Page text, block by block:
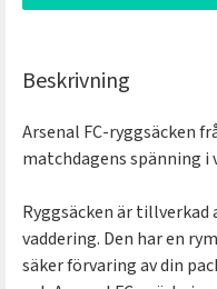
Beskrivning
Arsenal FC-ryggsäcken
matchdagens spänning i
Ryggsäcken är
vaddering. Den har en
säker förvaring av din